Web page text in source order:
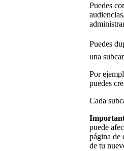
Puedes
Puedes
una
Por
puedes
Cada
puede
página de
de tu